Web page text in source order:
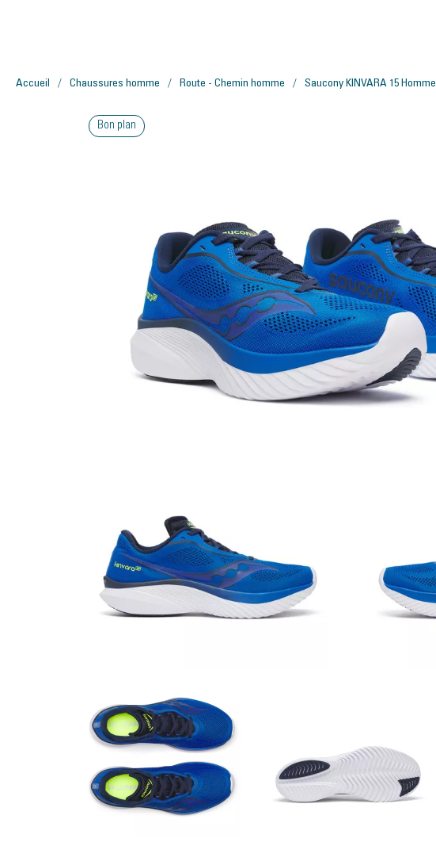
Accueil Chaussures homme Route - Chemin homme Saucony KINVARA 15 Homme
Bon plan